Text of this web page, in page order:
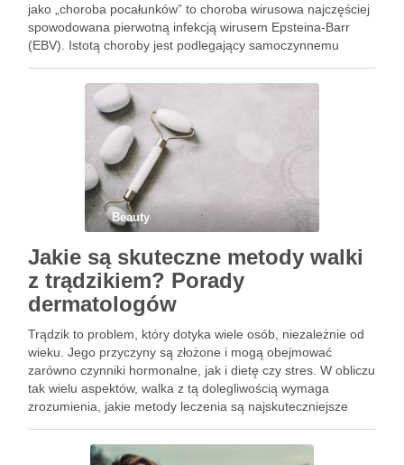
jako „choroba pocałunków” to choroba wirusowa najczęściej
spowodowana pierwotną infekcją wirusem Epsteina-Barr
(EBV). Istotą choroby jest podlegający samoczynnemu
dochodzi drogą kropelkową, a okres wylęgania wynosi 30-50
dni. EBV może utrzymywać się w ślinie chorego do …
Beauty
Jakie są skuteczne metody walki
z trądzikiem? Porady
dermatologów
Trądzik to problem, który dotyka wiele osób, niezależnie od
wieku. Jego przyczyny są złożone i mogą obejmować
zarówno czynniki hormonalne, jak i dietę czy stres. W obliczu
tak wielu aspektów, walka z tą dolegliwością wymaga
zrozumienia, jakie metody leczenia są najskuteczniejsze
naturalne …